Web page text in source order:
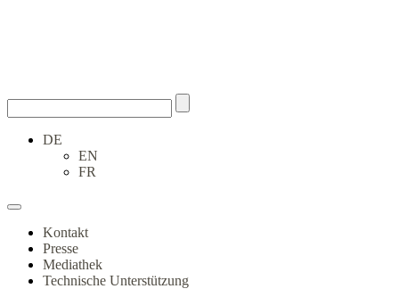
DE
EN
FR
Kontakt
Presse
Mediathek
Technische Unterstützung